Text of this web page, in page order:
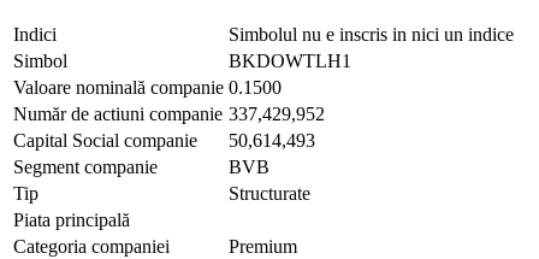
Indici
Simbolul nu e inscris in nici un indice
Simbol
BKDOWTLH1
Valoare nominală companie 0.1500
Număr de actiuni companie 337,429,952
Capital Social companie
50,614,493
Segment companie
BVB
Tip
Structurate
Piata principală
Categoria companiei
Premium